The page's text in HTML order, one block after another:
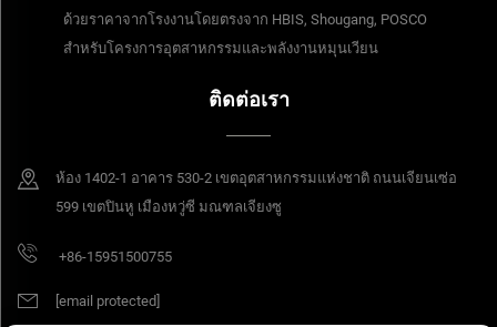
ด้วยราคาจากโรงงานโดยตรงจาก HBIS, Shougang, POSCO
สำหรับโครงการอุตสาหกรรมและพลังงานหมุนเวียน
ติดต่อเรา
ห้อง 1402-1 อาคาร 530-2 เขตอุตสาหกรรมแห่งชาติ ถนนเจียนเซ่อ
599 เขตปินหู เมืองหวู่ซี มณฑลเจียงซู
+86-15951500755
[email protected]